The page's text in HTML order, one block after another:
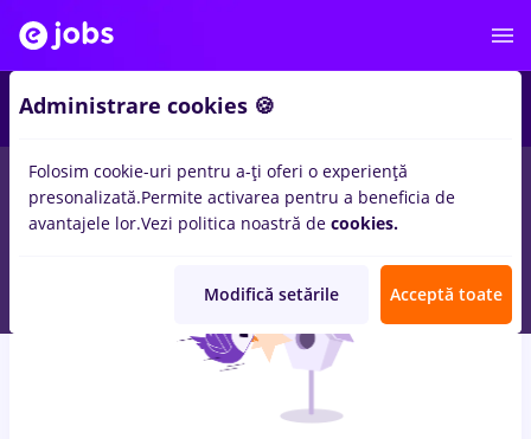
locuri de muncacu salarii peisagist, Full timein
pentruEntry-Level (< 2 ani)inTransport / Distributie
Administrare cookies 🍪
Folosim cookie-uri pentru a-ți oferi o experiență
presonalizată.Permite activarea pentru a beneficia de
avantajele lor.Vezi politica noastră de cookies.
Modifică setările Acceptă toate